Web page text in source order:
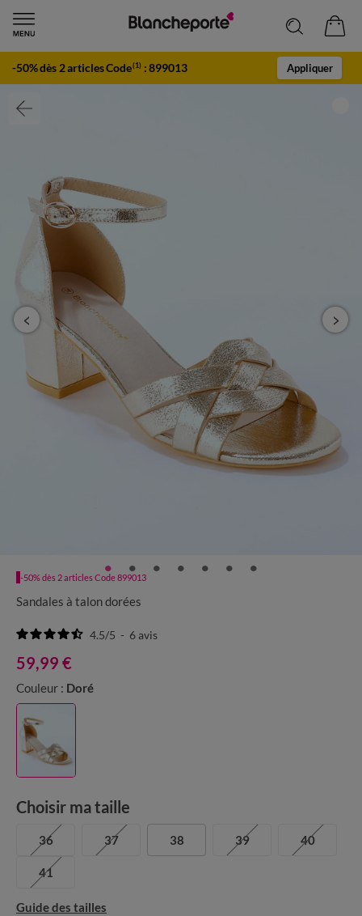
-50% dès 2 articles Code(1) :899013 Appliquer
-50% dès 2 articles Code 899013
Sandales à talon dorées
4.5/5 - 6avis
59,99 €
Couleur : Doré
Choisir ma taille
36 37 38 39 40
41
Guide des tailles